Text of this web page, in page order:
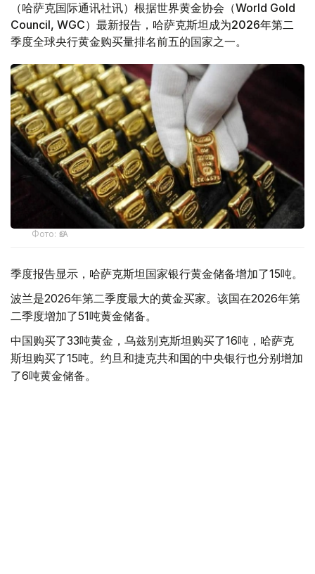
（哈萨克国际通讯社讯）根据世界黄金协会（World Gold
Council, WGC）最新报告，哈萨克斯坦成为2026年第二
季度全球央行黄金购买量排名前五的国家之一。
Фото: ӨзА
季度报告显示，哈萨克斯坦国家银行黄金储备增加了15吨。
波兰是2026年第二季度最大的黄金买家。该国在2026年第
二季度增加了51吨黄金储备。
中国购买了33吨黄金，乌兹别克斯坦购买了16吨，哈萨克
斯坦购买了15吨。约旦和捷克共和国的中央银行也分别增加
了6吨黄金储备。